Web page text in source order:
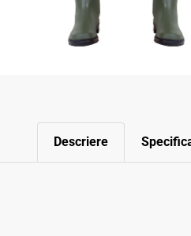
Descriere